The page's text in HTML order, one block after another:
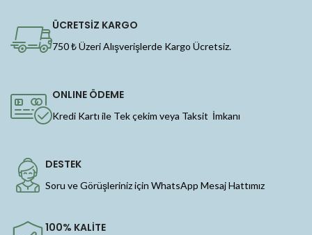
ÜCRETSİZ KARGO
750 ₺ Üzeri Alışverişlerde Kargo Ücretsiz.
ONLINE ÖDEME
Kredi Kartı ile Tek çekim veya Taksit İmkanı
DESTEK
Soru ve Görüşleriniz için WhatsApp Mesaj Hattımız
100% KALİTE